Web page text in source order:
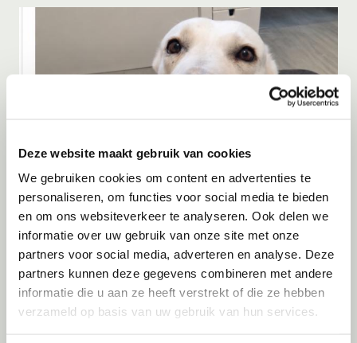
Deze website maakt gebruik van cookies
We gebruiken cookies om content en advertenties te
personaliseren, om functies voor social media te bieden
en om ons websiteverkeer te analyseren. Ook delen we
informatie over uw gebruik van onze site met onze
partners voor social media, adverteren en analyse. Deze
partners kunnen deze gegevens combineren met andere
informatie die u aan ze heeft verstrekt of die ze hebben
verzameld op basis van uw gebruik van hun services.
Adoptie 07-08-2026
Bulut
Amsterdam